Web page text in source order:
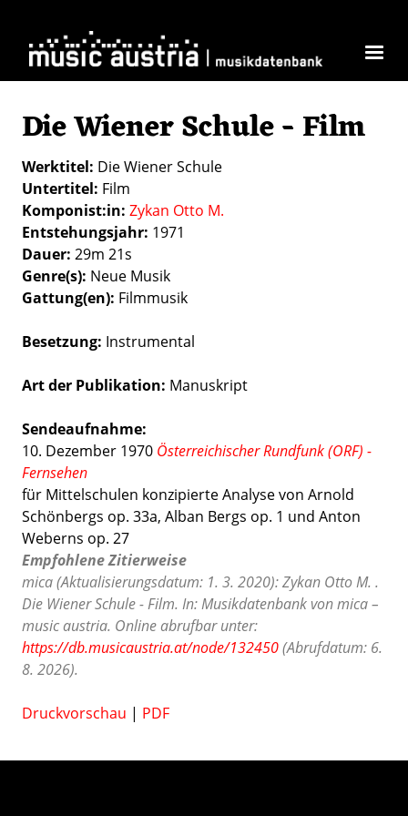
Die Wiener Schule - Film
Werktitel Die Wiener Schule
Untertitel Film
Komponist:in Zykan Otto M.
Entstehungsjahr 1971
Dauer 29m 21s
Genre(s) Neue Musik
Gattung(en) Filmmusik
Besetzung Instrumental
Art der Publikation Manuskript
Sendeaufnahme:
10. Dezember 1970 Österreichischer Rundfunk (ORF) -
Fernsehen
für Mittelschulen konzipierte Analyse von Arnold
Schönbergs op. 33a, Alban Bergs op. 1 und Anton
Weberns op. 27
Empfohlene Zitierweise
mica (Aktualisierungsdatum: 1. 3. 2020): Zykan Otto M. .
Die Wiener Schule - Film. In: Musikdatenbank von mica –
music austria. Online abrufbar unter:
https://db.musicaustria.at/node/132450(Abrufdatum: 6.
8. 2026).
Druckvorschau | PDF